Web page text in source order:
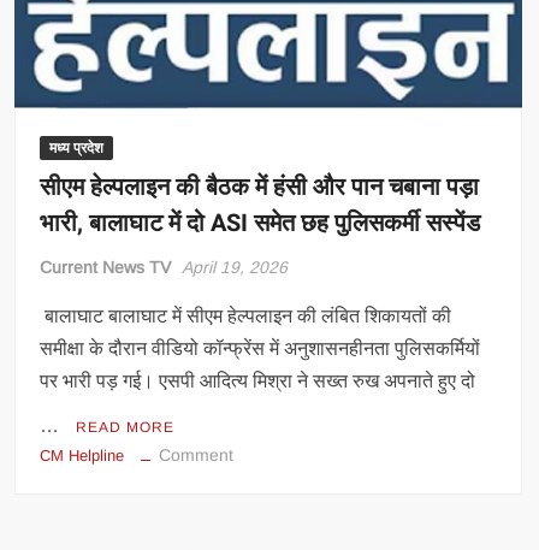
निराकरण
मध्य प्रदेश
सीएम हेल्पलाइन की बैठक में हंसी और पान चबाना पड़ा
भारी, बालाघाट में दो ASI समेत छह पुलिसकर्मी सस्पेंड
Current News TV April 19, 2026
बालाघाट बालाघाट में सीएम हेल्पलाइन की लंबित शिकायतों की
समीक्षा के दौरान वीडियो कॉन्फ्रेंस में अनुशासनहीनता पुलिसकर्मियों
पर भारी पड़ गई। एसपी आदित्य मिश्रा ने सख्त रुख अपनाते हुए दो
… READ MORE
CM Helpline Commenton